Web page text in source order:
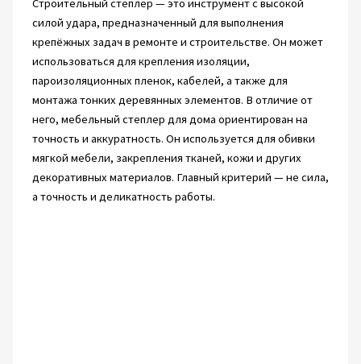
Строительный степлер — это инструмент с высокой
силой удара, предназначенный для выполнения
крепёжных задач в ремонте и строительстве. Он может
использоваться для крепления изоляции,
пароизоляционных пленок, кабелей, а также для
монтажа тонких деревянных элементов. В отличие от
него, мебельный степлер для дома ориентирован на
точность и аккуратность. Он используется для обивки
мягкой мебели, закрепления тканей, кожи и других
декоративных материалов. Главный критерий — не сила,
а точность и деликатность работы.